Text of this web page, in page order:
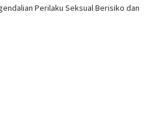
Perilaku Seksual Berisiko dan